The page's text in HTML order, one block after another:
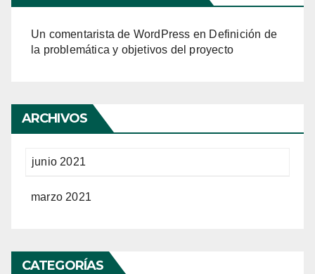
Un comentarista de WordPress en Definición de
la problemática y objetivos del proyecto
ARCHIVOS
junio 2021
marzo 2021
CATEGORÍAS